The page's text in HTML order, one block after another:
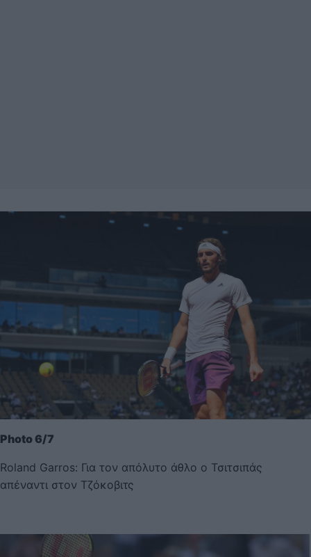
Photo 6/7
Roland Garros: Για τον απόλυτο άθλο ο Τσιτσιπάς
απέναντι στον Τζόκοβιτς